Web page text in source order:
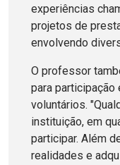
experiências
projetos de
envolvendo
O professor
para
voluntários.
instituição, em
participar. Além
realidades e